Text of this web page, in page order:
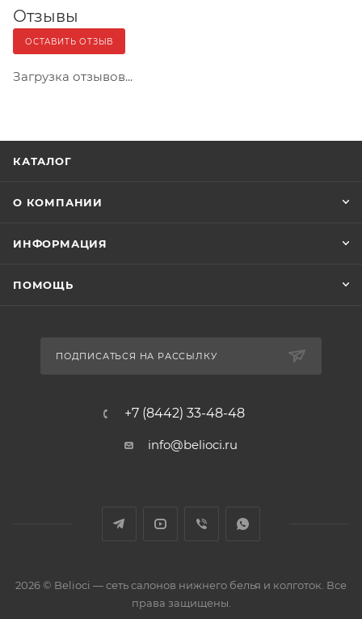
Отзывы
ОСТАВИТЬ ОТЗЫВ
Загрузка отзывов...
КАТАЛОГ
О КОМПАНИИ
ИНФОРМАЦИЯ
ПОМОЩЬ
ПОДПИСАТЬСЯ НА РАССЫЛКУ
+7 (8442) 33-48-48
info@belioci.ru
2026 © Belioci — сеть салонов нижнего белья и колготок. Все
права защищены.